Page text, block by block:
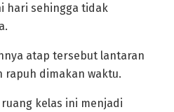
hari sehingga tidak
atap tersebut lantaran
rapuh dimakan waktu.
kelas ini menjadi